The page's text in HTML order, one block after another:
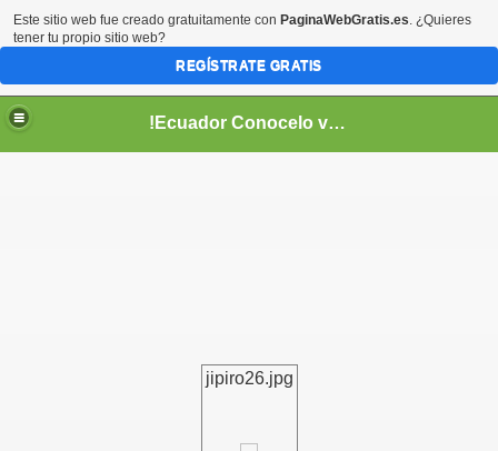
!Ecuador Conocelo vivelo!
jipiro26.jpg
Este sitio web fue creado gratuitamente con PaginaWebGratis.es. ¿Quieres
tener tu propio sitio web?
REGÍSTRATE GRATIS